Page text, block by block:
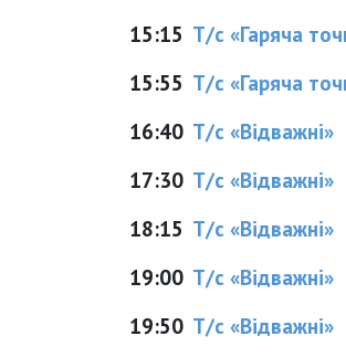
15:15 Т/с «Гаряча
15:55 Т/с «Гаряча
16:40 Т/с «Відважні»
17:30 Т/с «Відважні»
18:15 Т/с «Відважні»
19:00 Т/с «Відважні»
19:50 Т/с «Відважні»